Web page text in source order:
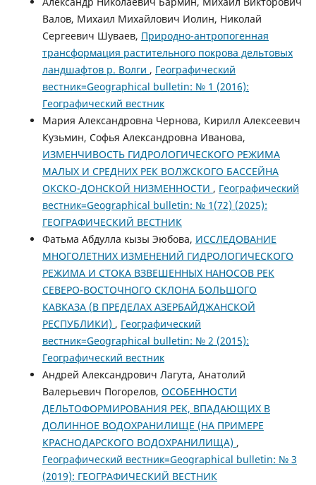
Валов, Михаил Михайлович Иолин, Николай
Сергеевич Шуваев, Природно-антропогенная
трансформация растительного покрова дельтовых
ландшафтов р. Волги , Географический
вестник=Geographical bulletin: № 1 (2016):
Географический вестник
Мария Александровна Чернова, Кирилл Алексеевич
Кузьмин, Софья Александровна Иванова,
ИЗМЕНЧИВОСТЬ ГИДРОЛОГИЧЕСКОГО РЕЖИМА
МАЛЫХ И СРЕДНИХ РЕК ВОЛЖСКОГО БАССЕЙНА
ОКСКО-ДОНСКОЙ НИЗМЕННОСТИ , Географический
вестник=Geographical bulletin: № 1(72) (2025):
ГЕОГРАФИЧЕСКИЙ ВЕСТНИК
Фатьма Абдулла кызы Эюбова, ИССЛЕДОВАНИЕ
МНОГОЛЕТНИХ ИЗМЕНЕНИЙ ГИДРОЛОГИЧЕСКОГО
РЕЖИМА И СТОКА ВЗВЕШЕННЫХ НАНОСОВ РЕК
СЕВЕРО-ВОСТОЧНОГО СКЛОНА БОЛЬШОГО
КАВКАЗА (В ПРЕДЕЛАХ АЗЕРБАЙДЖАНСКОЙ
РЕСПУБЛИКИ) , Географический
вестник=Geographical bulletin: № 2 (2015):
Географический вестник
Андрей Александрович Лагута, Анатолий
Валерьевич Погорелов, ОСОБЕННОСТИ
ДЕЛЬТОФОРМИРОВАНИЯ РЕК, ВПАДАЮЩИХ В
ДОЛИННОЕ ВОДОХРАНИЛИЩЕ (НА ПРИМЕРЕ
КРАСНОДАРСКОГО ВОДОХРАНИЛИЩА) ,
Географический вестник=Geographical bulletin: № 3
(2019): ГЕОГРАФИЧЕСКИЙ ВЕСТНИК